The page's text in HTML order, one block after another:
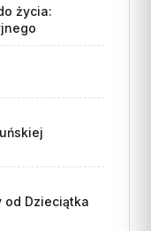
życia:
od Dzieciątka